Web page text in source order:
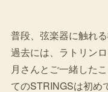
普段、弦楽器に触れ
過去には、ラトリン
月さんとご一緒した
てのSTRINGSは初